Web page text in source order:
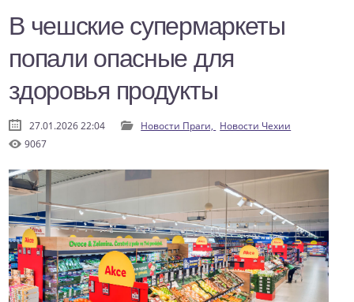
В чешские супермаркеты
попали опасные для
здоровья продукты
27.01.2026 22:04 Новости Праги, Новости Чехии
9067